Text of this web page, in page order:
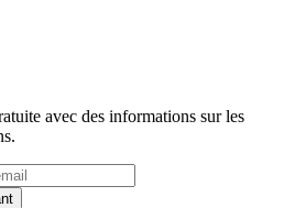
avec des informations sur les